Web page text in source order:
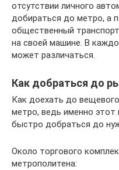
отсутствии личного
добираться до метро, а
общественный
на своей машине. В
может различаться.
Как добраться до
Как доехать до
метро, ведь именно этот
быстро добраться до
Около торгового
метрополитена: